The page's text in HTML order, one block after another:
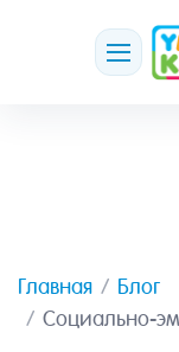
Главная
Блог
Социально-